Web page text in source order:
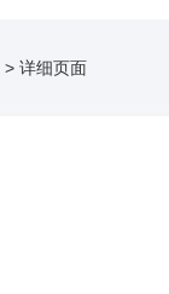
> 详细页面